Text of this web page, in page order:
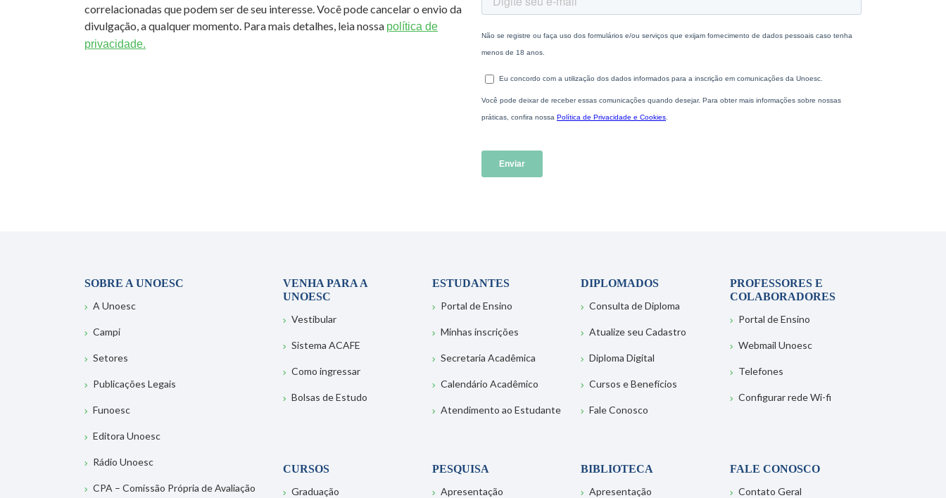
correlacionadas que podem ser de seu interesse. Você pode cancelar o envio da
divulgação, a qualquer momento. Para mais detalhes, leia nossa política de
privacidade.
SOBRE A UNOESC
A Unoesc
Campi
Setores
Publicações Legais
Funoesc
Editora Unoesc
Rádio Unoesc
CPA – Comissão Própria de Avaliação
VENHA PARA A
UNOESC
Vestibular
Sistema ACAFE
Como ingressar
Bolsas de Estudo
ESTUDANTES
Portal de Ensino
Minhas inscrições
Secretaria Acadêmica
Calendário Acadêmico
Atendimento ao Estudante
DIPLOMADOS
Consulta de Diploma
Atualize seu Cadastro
Diploma Digital
Cursos e Benefícios
Fale Conosco
PROFESSORES E
COLABORADORES
Portal de Ensino
Webmail Unoesc
Telefones
Configurar rede Wi-fi
CURSOS
Graduação
PESQUISA
Apresentação
BIBLIOTECA
Apresentação
FALE CONOSCO
Contato Geral